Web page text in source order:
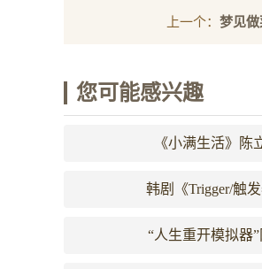
上一个： 梦见
您可能感兴趣
《小满生活》陈
韩剧《Trigger/触
“人生重开模拟器